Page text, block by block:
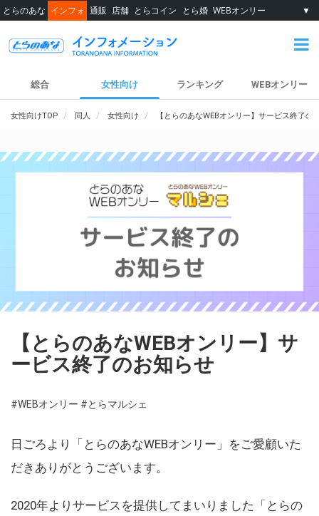
とらのあな インフォ 通販 店舗 とらコイン とら婚 WEBオンリー ▼
総合 女性向け ランキング WEBオンリー
女性向けTOP 同人 女性向け 【とらのあなWEBオンリー】サービス終了の
【とらのあなWEBオンリー】サ
ービス終了のお知らせ
#WEBオンリー #とらマルシェ
日ごろより「とらのあなWEBオンリー」をご愛顧いた
だきありがとうございます。
2020年よりサービスを提供してまいりました「とらの